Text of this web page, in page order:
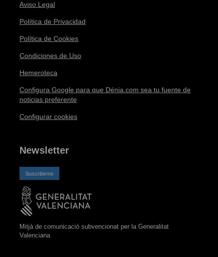
Aviso Legal
Política de Privacidad
Política de Cookies
Condiciones de Uso
Hemeroteca
Configura Google para que Dénia.com sea tu fuente de
noticias preferente
Configurar cookies
Newsletter
Suscribirme
Mitjà de comunicació subvencionat per la Generalitat
Valenciana